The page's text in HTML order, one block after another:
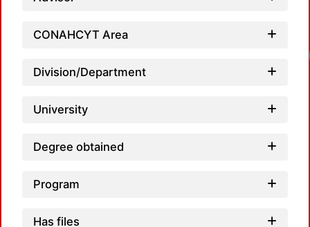
CONAHCYT Area
Division/Department
University
Degree obtained
Program
Has files